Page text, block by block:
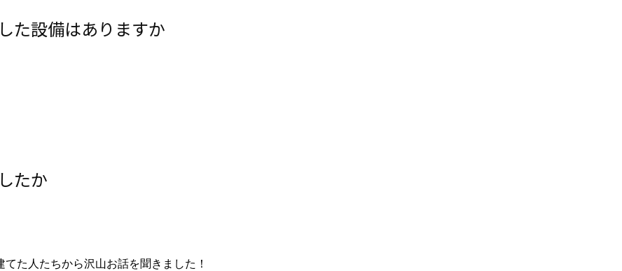
た設備はありますか
たか
た人たちから沢山お話を聞きました！